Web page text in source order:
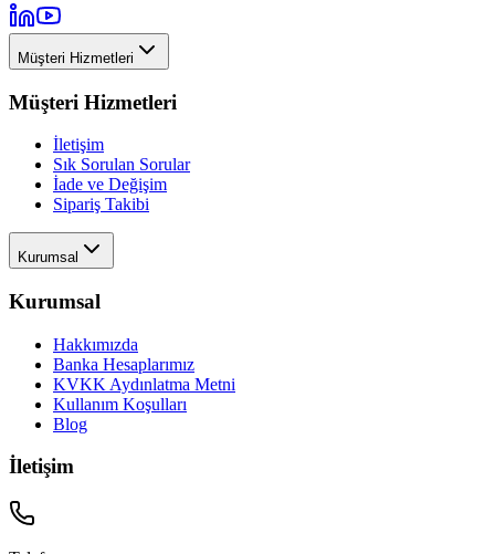
Müşteri Hizmetleri
Müşteri Hizmetleri
İletişim
Sık Sorulan Sorular
İade ve Değişim
Sipariş Takibi
Kurumsal
Kurumsal
Hakkımızda
Banka Hesaplarımız
KVKK Aydınlatma Metni
Kullanım Koşulları
Blog
İletişim